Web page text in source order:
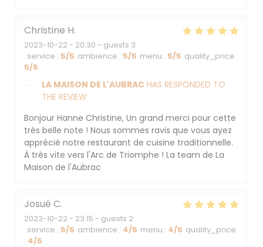
Christine H
2023-10-22 - 20:30 - guests 3
service : 5/5 ambience : 5/5 menu : 5/5 quality_price :
5/5
LA MAISON DE L'AUBRAC HAS RESPONDED TO
THE REVIEW
Bonjour Hanne Christine, Un grand merci pour cette
très belle note ! Nous sommes ravis que vous ayez
apprécié notre restaurant de cuisine traditionnelle.
À très vite vers l'Arc de Triomphe ! La team de La
Maison de l'Aubrac
Josué C
2023-10-22 - 23:15 - guests 2
service : 5/5 ambience : 4/5 menu : 4/5 quality_price
: 4/5